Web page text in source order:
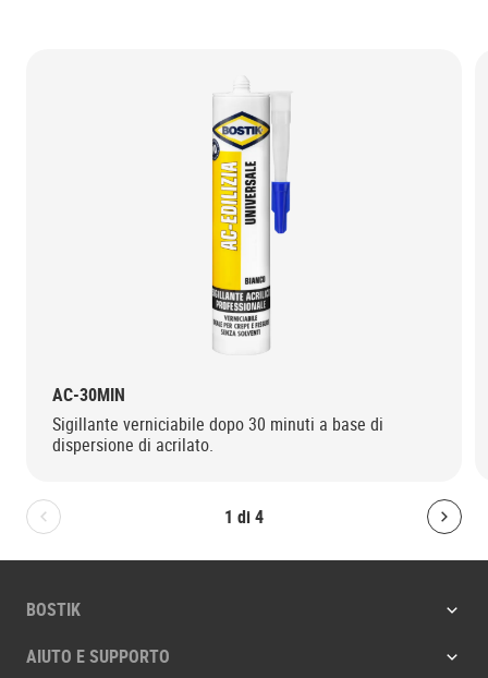
1 di4
Bolton.General.PreviousSlide
AC-30MIN
Sigillante verniciabile dopo 30 minuti a base di
dispersione di acrilato.
BOSTIK
AIUTO E SUPPORTO